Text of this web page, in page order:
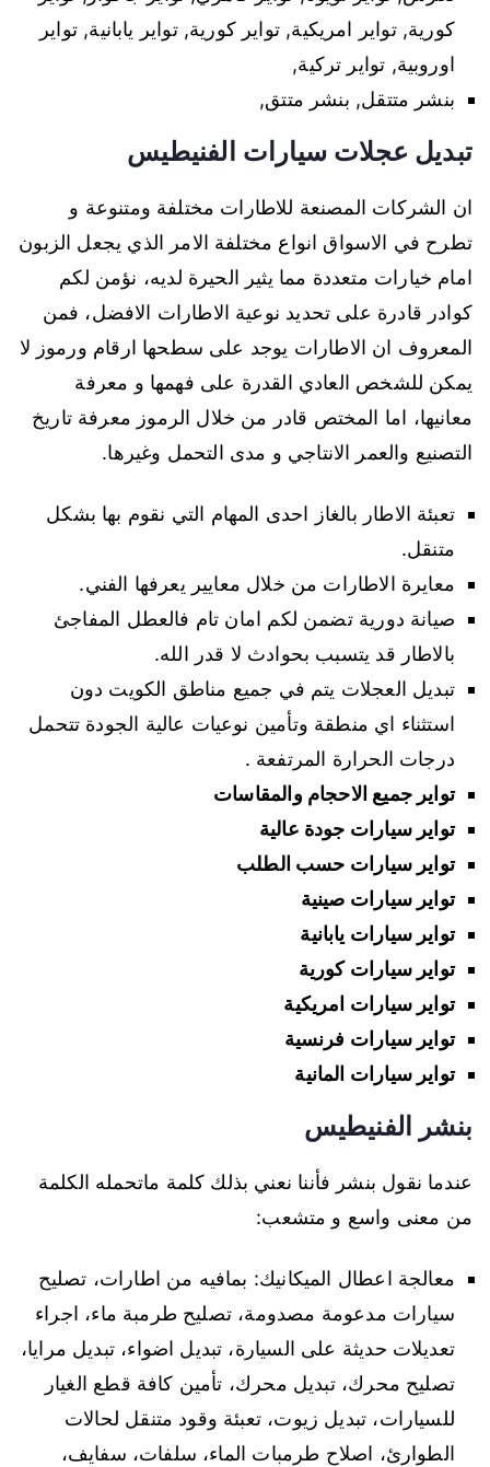
كورية, تواير امريكية, تواير كورية, تواير يابانية, تواير
اوروبية, تواير تركية,
بنشر متتقل, بنشر متتق,
تبديل عجلات سيارات الفنيطيس
ان الشركات المصنعة للاطارات مختلفة ومتنوعة و
تطرح في الاسواق انواع مختلفة الامر الذي يجعل الزبون
امام خيارات متعددة مما يثير الحيرة لديه، نؤمن لكم
كوادر قادرة على تحديد نوعية الاطارات الافضل، فمن
المعروف ان الاطارات يوجد على سطحها ارقام ورموز لا
يمكن للشخص العادي القدرة على فهمها و معرفة
معانيها، اما المختص قادر من خلال الرموز معرفة تاريخ
التصنيع والعمر الانتاجي و مدى التحمل وغيرها.
تعبئة الاطار بالغاز احدى المهام التي نقوم بها بشكل
متنقل.
معايرة الاطارات من خلال معايير يعرفها الفني.
صيانة دورية تضمن لكم امان تام فالعطل المفاجئ
بالاطار قد يتسبب بحوادث لا قدر الله.
تبديل العجلات يتم في جميع مناطق الكويت دون
استثناء اي منطقة وتأمين نوعيات عالية الجودة تتحمل
درجات الحرارة المرتفعة .
تواير جميع الاحجام والمقاسات
تواير سيارات جودة عالية
تواير سيارات حسب الطلب
تواير سيارات صينية
تواير سيارات يابانية
تواير سيارات كورية
تواير سيارات امريكية
تواير سيارات فرنسية
تواير سيارات المانية
بنشر الفنيطيس
عندما نقول بنشر فأننا نعني بذلك كلمة ماتحمله الكلمة
من معنى واسع و متشعب:
معالجة اعطال الميكانيك: بمافيه من اطارات، تصليح
سيارات مدعومة مصدومة، تصليح طرمبة ماء، اجراء
تعديلات حديثة على السيارة، تبديل اضواء، تبديل مرايا،
تصليح محرك، تبديل محرك، تأمين كافة قطع الغيار
للسيارات، تبديل زيوت، تعبئة وقود متنقل لحالات
الطوارئ، اصلاح طرمبات الماء، سلفات، سفايف،